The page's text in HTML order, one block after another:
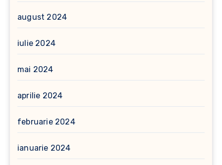
august 2024
iulie 2024
mai 2024
aprilie 2024
februarie 2024
ianuarie 2024